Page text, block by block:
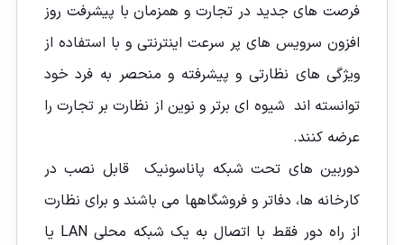
فرصت های جدید در تجارت و همزمان با پیشرفت روز
افزون سرویس های پر سرعت اینترنتی و با استفاده از
ویژگی های نظارتی و پیشرفته و منحصر به فرد خود
توانسته اند شیوه ای برتر و نوین از نظارت بر تجارت را
عرضه کنند.
دوربین های تحت شبکه پاناسونیک قابل نصب در
کارخانه ها، دفاتر و فروشگاهها می باشند و برای نظارت
از راه دور فقط با اتصال به یک شبکه محلی LAN یا